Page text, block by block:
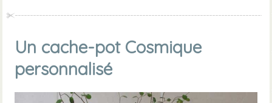
Un cache-pot Cosmique
personnalisé